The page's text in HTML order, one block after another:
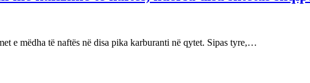
e mëdha të naftës në disa pika karburanti në qytet. Sipas tyre,…